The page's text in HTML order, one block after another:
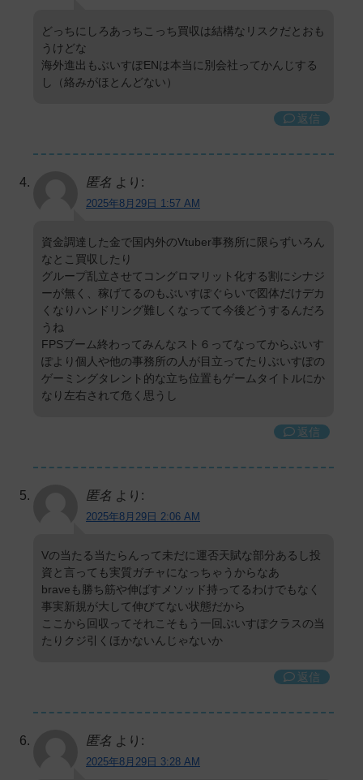
どっちにしろあっちこっち買収は結構なリスクだとおも
うけどな
海外進出もぶいすぽENは本当に別会社ってかんじする
し（絡みがほとんどない）
返信
匿名 より:
2025年8月29日 1:57 AM
資金調達した金で国内外のVtuber事務所に限らずいろん
なとこ買収したり
グループ乱立させてコングロマリット化する割にシナジ
ーが無く、稼げてるのもぶいすぽぐらいで図体だけデカ
くなりハンドリング難しくなってて今後どうするんだろ
うね
FPSブーム終わってみんなスト６ってなってからぶいす
ぽより個人や他の事務所の人が目立ってたりぶいすぽの
ゲーミングタレント的な立ち位置もゲームタイトルにか
なり左右されて危く思うし
返信
匿名 より:
2025年8月29日 2:06 AM
Vの当たる当たらんって未だに運否天賦な部分あるし投
資と言っても実質ガチャになっちゃうからなあ
braveも勝ち筋や伸ばすメソッド持ってるわけでもなく
事実新規が大して伸びてない状態だから
ここから回収ってそれこそもう一回ぶいすぽクラスの当
たりクジ引くほかないんじゃないか
返信
匿名 より:
2025年8月29日 3:28 AM